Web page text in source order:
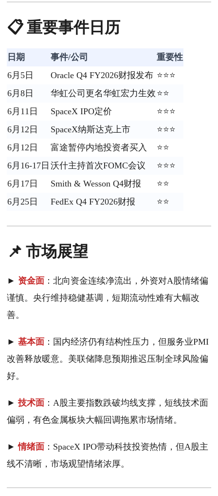
📋 重要事件日历
日期 事件/公司
重要性
6月5日
Oracle Q4 FY2026财报发布 ⭐⭐⭐
6月8日
华虹公司更名华虹宏力生效 ⭐⭐
6月11日
SpaceX IPO定价
⭐⭐⭐
6月12日
SpaceX纳斯达克上市
⭐⭐⭐
6月12日
富途暂停内地投资者买入
⭐⭐
6月16-17日 沃什主持首次FOMC会议
⭐⭐⭐
6月17日
Smith & Wesson Q4财报
⭐⭐
6月25日
FedEx Q4 FY2026财报 ⭐⭐
📌 市场展望
► 资金面 ：北向资金连续净流出，外资对A股情绪偏
谨慎。央行维持稳健基调，短期流动性难有大幅改
善。
► 基本面 ：国内经济仍有结构性压力，但服务业PMI
改善释放暖意。美联储降息预期推迟压制全球风险偏
好。
► 技术面 ：A股主要指数跌破均线支撑，短线技术面
偏弱，有色金属板块大幅回调拖累市场情绪。
►情绪面 ：SpaceX IPO带动科技投资热情，但A股主
线不清晰，市场观望情绪浓厚。